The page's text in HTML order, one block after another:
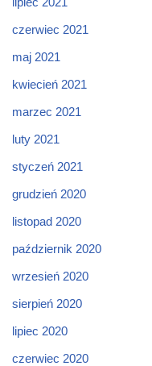
czerwiec 2021
maj 2021
kwiecień 2021
marzec 2021
luty 2021
styczeń 2021
grudzień 2020
listopad 2020
październik 2020
wrzesień 2020
sierpień 2020
lipiec 2020
czerwiec 2020